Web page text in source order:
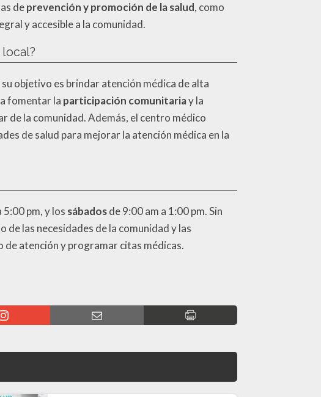
deprevención y promoción de la salud, como
y accesible a la comunidad.
objetivo es brindar atención médica de alta
fomentar la participación comunitariay la
de la comunidad. Además, el centro médico
de salud para mejorar la atención médica en la
5:00 pm, y los sábadosde 9:00 am a 1:00 pm. Sin
las necesidades de la comunidad y las
de atención y programar citas médicas.